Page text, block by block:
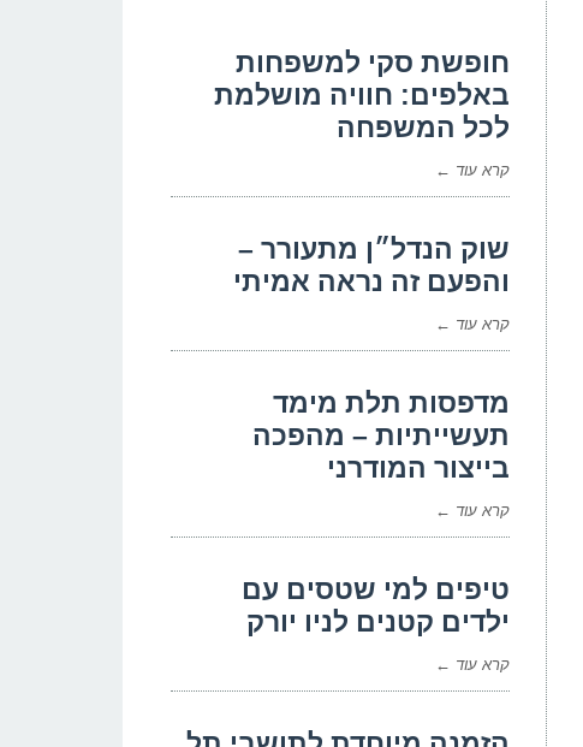
חופשת סקי למשפחות
באלפים: חוויה מושלמת
לכל המשפחה
קרא עוד ←
שוק הנדל״ן מתעורר –
והפעם זה נראה אמיתי
קרא עוד ←
מדפסות תלת מימד
תעשייתיות – מהפכה
בייצור המודרני
קרא עוד ←
טיפים למי שטסים עם
ילדים קטנים לניו יורק
קרא עוד ←